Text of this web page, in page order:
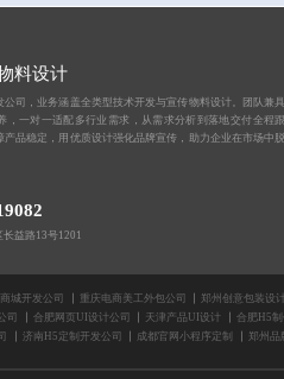
料设计
公司，业务涵盖全类型技术开发与宣传物料设计。团队兼
，一对一适配多行业需求，从需求分析到落地交付全程
产品稳定，用优质设计强化品牌宣传，助力企业在市场中
益路13号1201
商城开发公司 重庆电商美工外包公司
郑州创意包装设
司
合肥网页UI设计公司 天津产品UI设计
合肥H5
济南H5定制开发公司 成都官网小程序定制 郑州品